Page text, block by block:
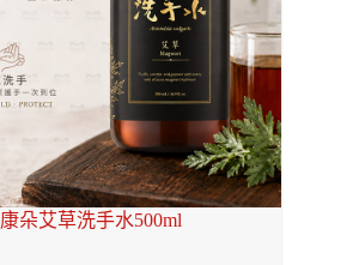
康朵艾草洗手水500ml